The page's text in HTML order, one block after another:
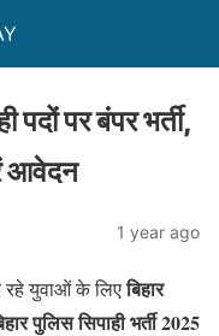
पर बंपर भर्ती,
आवेदन
1 year ago
रहे युवाओं के लिएबिहार
पुलिस सिपाही भर्ती 2025